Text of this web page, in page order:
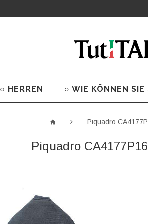
○ HERREN ○ WIE KÖNNEN SIE
Piquadro
Piquadro